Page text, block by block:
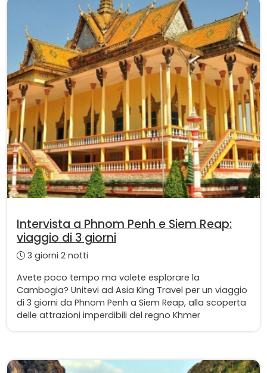
Intervista a Phnom Penh e Siem Reap:
viaggio di 3 giorni
3 giorni 2 notti
Avete poco tempo ma volete esplorare la
Cambogia? Unitevi ad Asia King Travel per un viaggio
di 3 giorni da Phnom Penh a Siem Reap, alla scoperta
delle attrazioni imperdibili del regno Khmer